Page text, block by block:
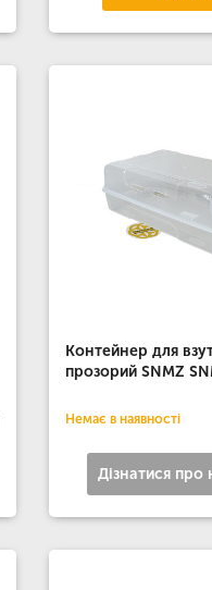
Контейнер для
прозорий SNMZ
Немає в наявності
Дізнатися про